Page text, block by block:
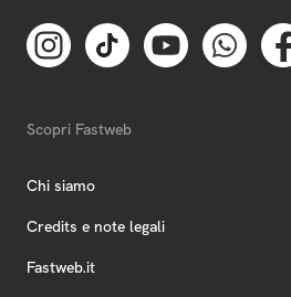
Scopri Fastweb
Chi siamo
Credits e note legali
Fastweb.it